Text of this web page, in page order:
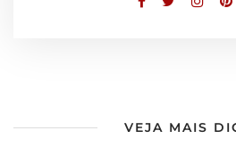
VEJA MAIS